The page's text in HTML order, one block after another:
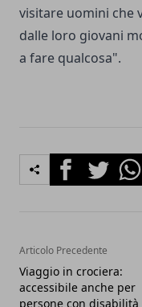
visitare uomini che
dalle loro giovani
a fare qualcosa".
FacebookTwitter
Articolo Precedente
Viaggio in crociera:
accessibile anche per
persone con disabilità